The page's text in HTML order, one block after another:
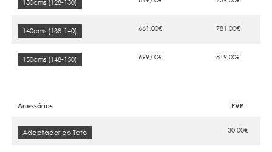
130cms (128-130)
140cms (138-140) 661,00€ 781,00€
150cms (148-150) 699,00€ 819,00€
Acessórios PVP
Adaptador ao Teto 30,00€